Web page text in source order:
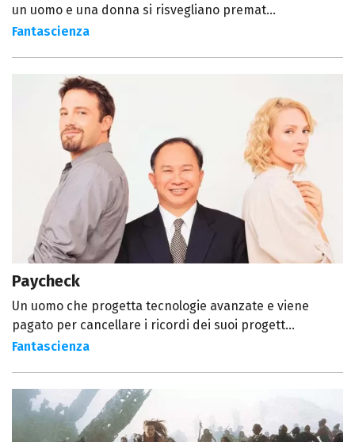
un uomo e una donna si risvegliano premat...
Fantascienza
Paycheck
Un uomo che progetta tecnologie avanzate e viene
pagato per cancellare i ricordi dei suoi progett...
Fantascienza